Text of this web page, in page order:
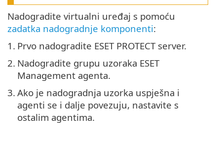
Nadogradite virtualni uređaj s pomoću
zadatka nadogradnje komponenti:
1. Prvo nadogradite ESET PROTECT server.
2. Nadogradite grupu uzoraka ESET
Management agenta.
3. Ako je nadogradnja uzorka uspješna i
agenti se i dalje povezuju, nastavite s
ostalim agentima.